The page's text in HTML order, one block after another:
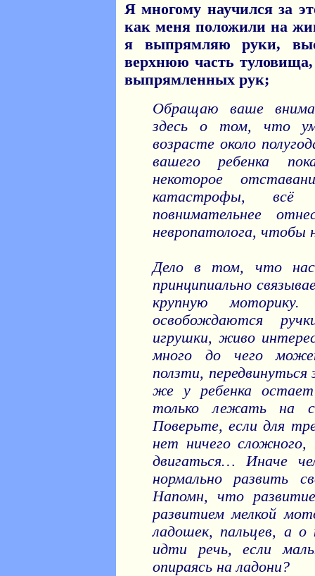
Я многому научился за
как меня положили на
я выпрямляю руки,
верхнюю часть
выпрямленных рук;
Обращаю ваше
здесь о том, что
возрасте около
вашего ребенка
некоторое
катастрофы, всё
повнимательнее
невропатолога, чтобы
Дело в том, что
принципиально
крупную
освобождаются
игрушки, живо
много до чего
ползти,
же у ребенка
только лежать на
Поверьте, если для
нет ничего
двигаться… Иначе
нормально развить
Напомн, что
развитием мелкой
ладошек, пальцев, а
идти речь, если
опираясь на ладони?